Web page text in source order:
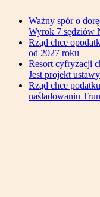
Ważny spór o
Wyrok 7 sędziów
Rząd chce
od 2027 roku
Resort cyfryzacji
Jest projekt ustawy
Rząd chce
naśladowaniu